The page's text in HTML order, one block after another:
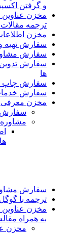
و گرفتن
مخزن
ترجمه
مخزن
سفارش تهیه
سفارش
سفارش
ها
سفارش چاپ
سفارش
مخزن
سفارش
سفارش
ترجمه با
مخزن عناوین
به همراه
مخزن